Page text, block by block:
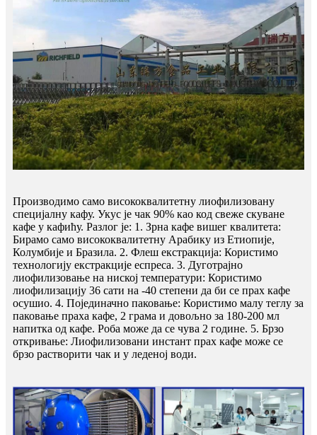
Производимо само висококвалитетну лиофилизовану
специјалну кафу. Укус је чак 90% као код свеже скуване
кафе у кафићу. Разлог је: 1. Зрна кафе вишег квалитета:
Бирамо само висококвалитетну Арабику из Етиопије,
Колумбије и Бразила. 2. Флеш екстракција: Користимо
технологију екстракције еспреса. 3. Дуготрајно
лиофилизовање на ниској температури: Користимо
лиофилизацију 36 сати на -40 степени да би се прах кафе
осушио. 4. Појединачно паковање: Користимо малу теглу за
паковање праха кафе, 2 грама и довољно за 180-200 мл
напитка од кафе. Роба може да се чува 2 године. 5. Брзо
откривање: Лиофилизовани инстант прах кафе може се
брзо растворити чак и у леденој води.